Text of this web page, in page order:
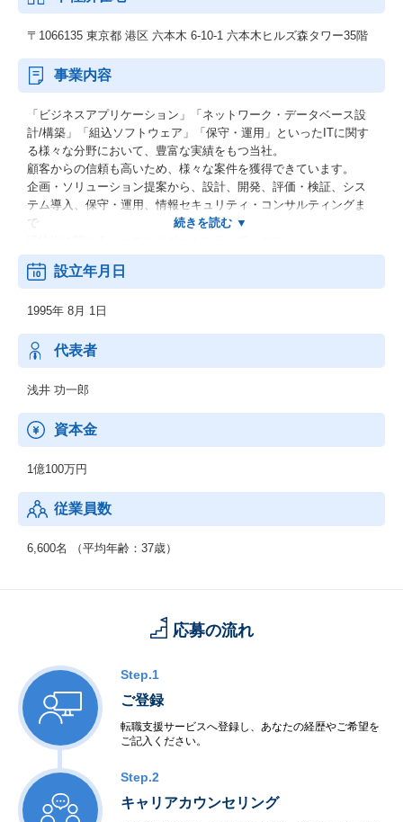
〒1066135 東京都 港区 六本木 6-10-1 六本木ヒルズ森タワー35階
事業内容
「ビジネスアプリケーション」「ネットワーク・データベース設
計/構築」「組込ソフトウェア」「保守・運用」といったITに関す
る様々な分野において、豊富な実績をもつ当社。
顧客からの信頼も高いため、様々な案件を獲得できています。
企画・ソリューション提案から、設計、開発、評価・検証、シス
テム導入、保守・運用、情報セキュリティ・コンサルティングま
で
また、開発プロセスで蓄積したノウハウをお客様と共有し、
新しいビジネスを創造する役割を果たしているのも当社の特徴の
当社は、いつもお客様のご要望にお応し、
最高の答えをご提供することを最優先に考え、行動しています。
また、エンジニアが自分自身を進化させる環境を豊富にご用意し
ています。
ぜひ弊社で「市場価値の高いエンジニア」に成長していきません
設立年月日
1995年 8月 1日
代表者
浅井 功一郎
資本金
1億100万円
従業員数
6,600名 （平均年齢：37歳）
応募の流れ
Step.1
ご登録
転職支援サービスへ登録し、あなたの経歴やご希望を
ご記入ください。
Step.2
キャリアカウンセリング